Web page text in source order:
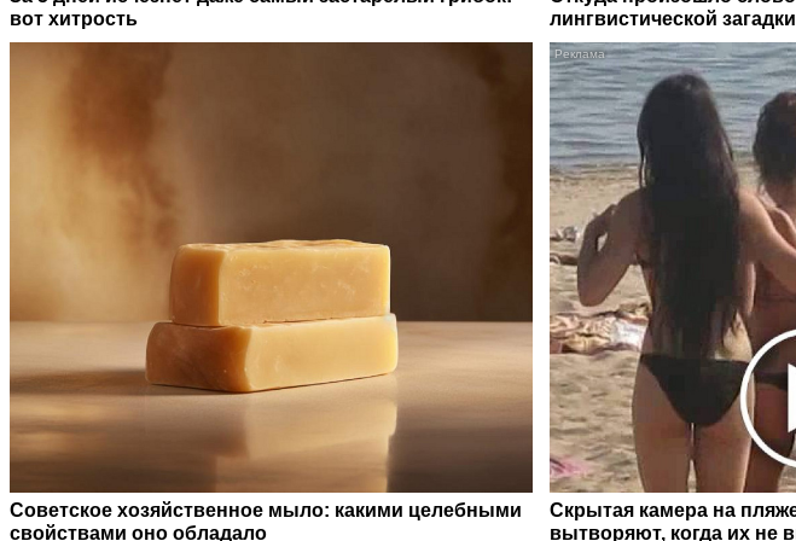
вот хитрость
лингвистической
Советское хозяйственное мыло: какими целебными
свойствами оно обладало
Скрытая камера на
вытворяют, когда их не